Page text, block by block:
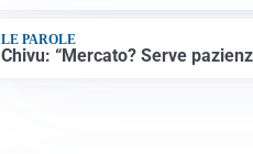
LE PAROLE
Chivu: “Mercato? Serve